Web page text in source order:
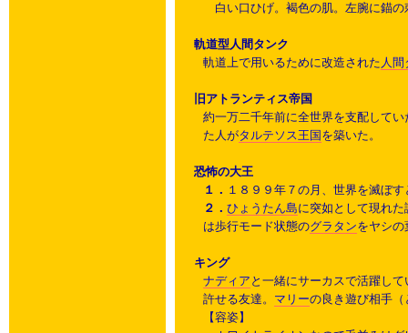
白い口ひげ。褐色の肌。左腕に錨の
軌道型人間タンク
軌道上で用いるために改造された 人間
旧アトランティス帝国
約一万二千年前に全世界を支配してい
た人がタルテソス王国 を築いた。
恐怖の大王
１． １８９９年７の月、世界を滅ぼ
２． ひょうたん島に突如として現れ
は歩行モード状態のグラタンをヤシ
キング
ナディア と一緒にサーカスで活躍し
許せる友達。 マリーの良き遊び相手
【容姿】